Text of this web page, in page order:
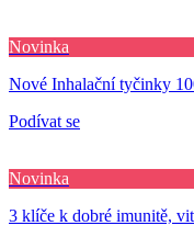
Novinka
Nové Inhalační tyčinky
Podívat se
Novinka
3 klíče k dobré imunitě,